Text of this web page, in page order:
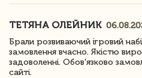
ТЕТЯНА ОЛЕЙНИК
Брали розвиваючий ігровий
замовлення вчасно. Якістю
задоволенні. Обов'язково
сайті.